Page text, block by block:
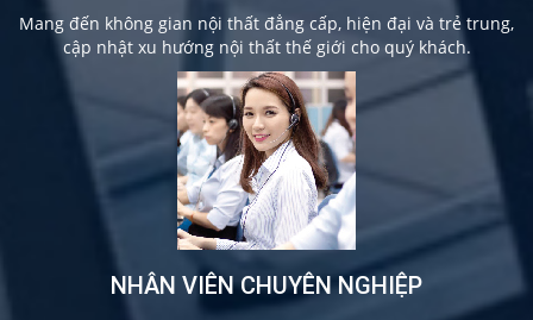
Mang đến không gian nội thất đẳng cấp, hiện đại và trẻ trung,
cập nhật xu hướng nội thất thế giới cho quý khách.
NHÂN VIÊN CHUYÊN NGHIỆP